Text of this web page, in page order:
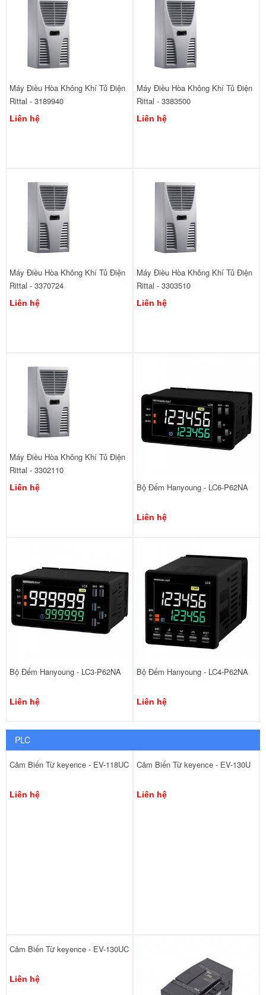
Máy Điều Hòa Không Khí Tủ Điện
Rittal - 3189940
Liên hệ
Máy Điều Hòa Không Khí Tủ Điện
Rittal - 3383500
Liên hệ
Máy Điều Hòa Không Khí Tủ Điện
Rittal - 3370724
Liên hệ
Máy Điều Hòa Không Khí Tủ Điện
Rittal - 3303510
Liên hệ
Máy Điều Hòa Không Khí Tủ Điện
Rittal - 3302110
Liên hệ Bộ Đếm Hanyoung - LC6-P62NA
Liên hệ
Bộ Đếm Hanyoung - LC3-P62NA
Liên hệ
Bộ Đếm Hanyoung - LC4-P62NA
Liên hệ
PLC
Cảm Biến Từ keyence - EV-118UC
Liên hệ
Cảm Biến Từ keyence - EV-130U
Liên hệ
Cảm Biến Từ keyence - EV-130UC
Liên hệ